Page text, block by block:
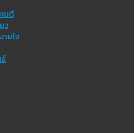
นดี
ว
ยใจ